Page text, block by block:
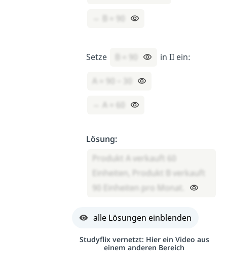
⇔ B = 90
Setze B = 90 in II ein:
A = 90 – 30
Lösung:
Produkt A verkauft 60
Einheiten, Produkt B verkauft
90 Einheiten pro Monat.
alle Lösungen einblenden
Studyflix vernetzt: Hier ein Video aus
einem anderen Bereich